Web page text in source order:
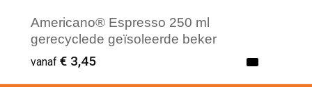
Americano® Espresso 250 ml
gerecyclede geïsoleerde beker
vanaf € 3,45